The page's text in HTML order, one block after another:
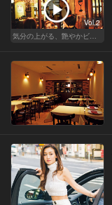
Vol.2
気分の上がる、艶やかビストロ